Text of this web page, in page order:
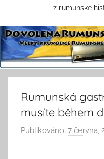
z rumunské
Rumunská
musíte během
Publikováno: 7 června,